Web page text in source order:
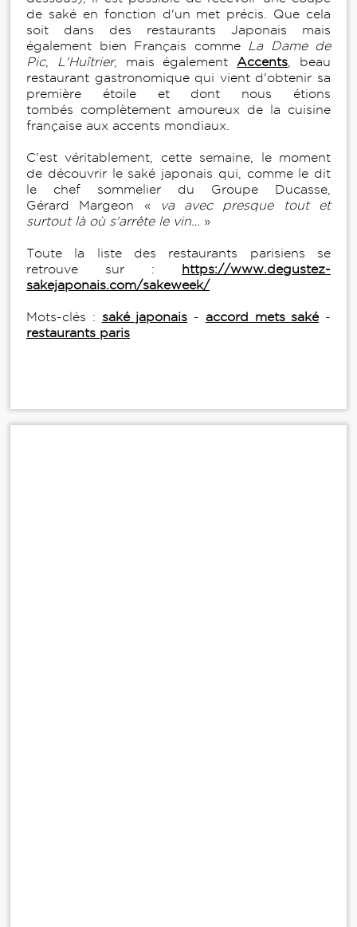
de saké en fonction d'un met précis. Que cela
soit dans des restaurants Japonais mais
également bien Français comme
La Dame de
Pic, L'Huîtrier, mais également Accents , beau
restaurant gastronomique qui vient d'obtenir sa
première étoile et dont nous étions
tombés complètement amoureux de la cuisine
française aux accents mondiaux.
C'est véritablement, cette semaine, le moment
de découvrir le saké japonais qui, comme le dit
le chef sommelier du Groupe Ducasse,
Gérard Margeon «
va avec presque tout et
surtout là où s'arrête le vin… »
Toute la liste des restaurants parisiens se
retrouve sur : https://www.degustez-
sakejaponais.com/sakeweek/
Mots-clés : saké japonais - accord mets saké-
restaurants paris